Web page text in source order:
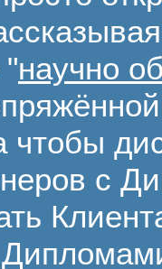
научно
чтобы
с